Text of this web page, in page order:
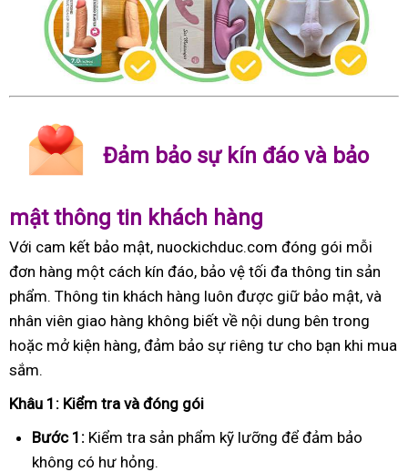
Đảm bảo sự kín đáo và bảo
mật thông tin khách hàng
Với cam kết bảo mật, nuockichduc.com đóng gói mỗi
đơn hàng một cách kín đáo, bảo vệ tối đa thông tin sản
phẩm. Thông tin khách hàng luôn được giữ bảo mật, và
nhân viên giao hàng không biết về nội dung bên trong
hoặc mở kiện hàng, đảm bảo sự riêng tư cho bạn khi mua
sắm.
Khâu 1: Kiểm tra và đóng gói
Bước 1: Kiểm tra sản phẩm kỹ lưỡng để đảm bảo
không có hư hỏng.